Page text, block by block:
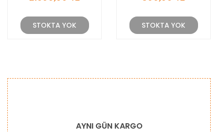
STOKTA YOK STOKTA YOK
AYNI GÜN KARGO